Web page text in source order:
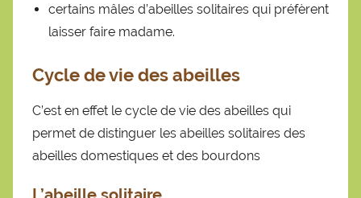
certains mâles d’abeilles solitaires qui préfèrent
laisser faire madame.
Cycle de vie des abeilles
C’est en effet le cycle de vie des abeilles qui
permet de distinguer les abeilles solitaires des
abeilles domestiques et des bourdons